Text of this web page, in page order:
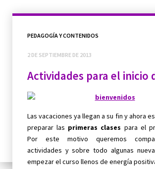
PEDAGOGÍA Y CONTENIDOS
2 DE SEPTIEMBRE DE 2013
Actividades para el inicio
Las vacaciones ya llegan a su fin y ahora
preparar las primeras clases para el
Por este motivo queremos
actividades y sobre todo algunas
empezar el curso llenos de energía